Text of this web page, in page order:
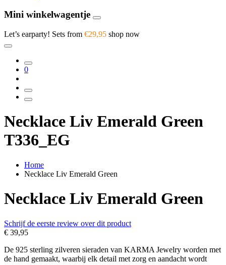
Mini winkelwagentje
Let’s earparty! Sets from €29,95 shop now
0
Necklace Liv Emerald Green
T336_EG
Home
Necklace Liv Emerald Green
Necklace Liv Emerald Green
Schrijf de eerste review over dit product
€ 39,95
De 925 sterling zilveren sieraden van KARMA Jewelry worden met
de hand gemaakt, waarbij elk detail met zorg en aandacht wordt